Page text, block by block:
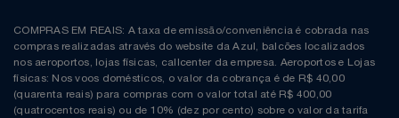
COMPRAS EM REAIS: A taxa de emissão/conveniência é cobrada nas
compras realizadas através do website da Azul, balcões localizados
nos aeroportos, lojas físicas, callcenter da empresa. Aeroportos e Lojas
físicas: Nos voos domésticos, o valor da cobrança é de R$ 40,00
(quarenta reais) para compras com o valor total até R$ 400,00
(quatrocentos reais) ou de 10% (dez por cento) sobre o valor da tarifa